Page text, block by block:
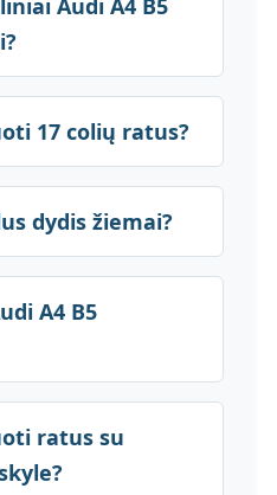
Audi A4 B5
17 colių ratus?
dydis žiemai?
A4 B5
ratus su